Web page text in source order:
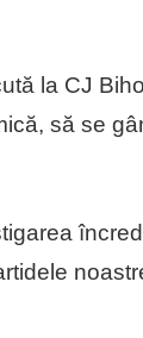
la CJ
să se